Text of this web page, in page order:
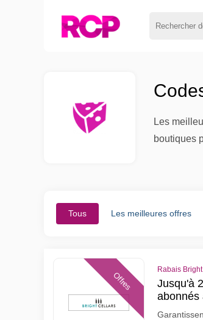
Les
boutiques
Tous Les meilleures offres
Offres
Rabais
Jusqu'à
abonnés